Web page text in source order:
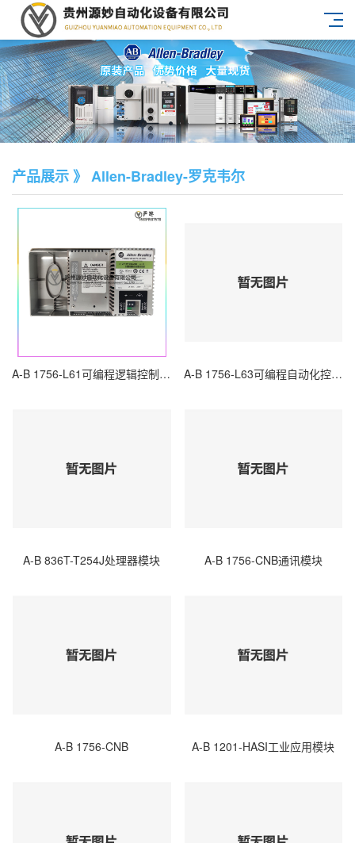
产品展示 》 Allen-Bradley-罗克韦尔
A-B 1756-L61可编程逻辑控制器（PLC） A-B 1756-L63可编程自动化控制器（PAC）
A-B 836T-T254J处理器模块 A-B 1756-CNB通讯模块
A-B 1756-CNB A-B 1201-HASI工业应用模块